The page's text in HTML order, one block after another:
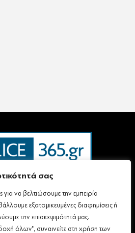
σας
να βελτιώσουμε την εμπειρία
εξατομικευμένες διαφημίσεις ή
την επισκεψιμότητά μας.
όλων", συναινείτε στη χρήση των
Όροι Χρήσης
Προσωπικών Δεδομένων
σύσταση (ΕΕ) 2018/334 L63